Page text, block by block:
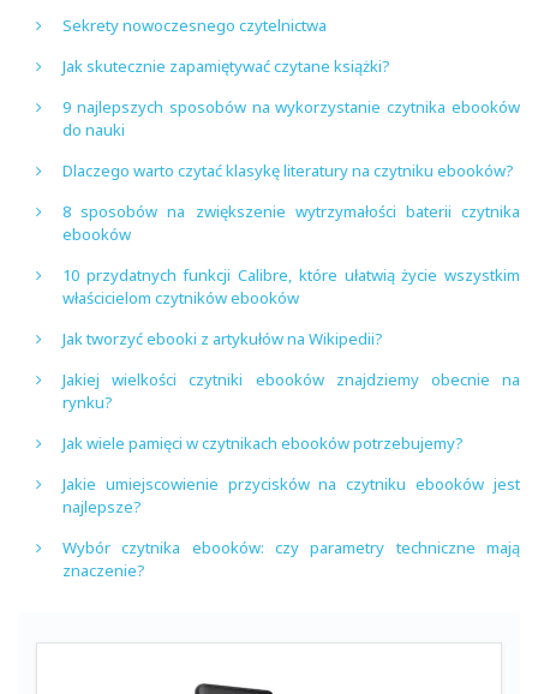
Sekrety nowoczesnego czytelnictwa
Jak skutecznie zapamiętywać czytane książki?
9 najlepszych sposobów na wykorzystanie czytnika ebooków
do nauki
Dlaczego warto czytać klasykę literatury na czytniku ebooków?
8 sposobów na zwiększenie wytrzymałości baterii czytnika
ebooków
10 przydatnych funkcji Calibre, które ułatwią życie wszystkim
właścicielom czytników ebooków
Jak tworzyć ebooki z artykułów na Wikipedii?
Jakiej wielkości czytniki ebooków znajdziemy obecnie na
rynku?
Jak wiele pamięci w czytnikach ebooków potrzebujemy?
Jakie umiejscowienie przycisków na czytniku ebooków jest
najlepsze?
Wybór czytnika ebooków: czy parametry techniczne mają
znaczenie?